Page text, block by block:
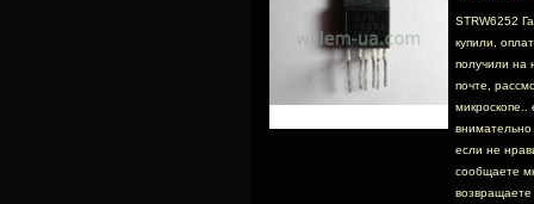
STRW6252
купили,
получили на
почте,
микроскопе..
внимательно
если не
сообщаете
возвращаете